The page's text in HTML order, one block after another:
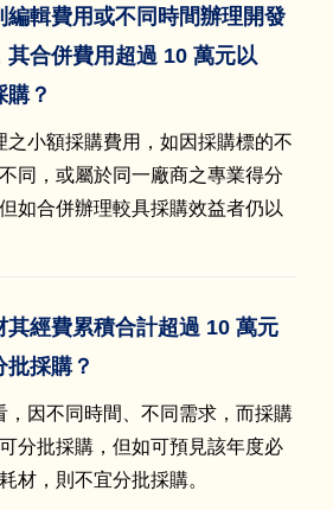
編輯費用或不同時間辦理開發
其合併費用超過 10 萬元以
？
之小額採購費用，如因採購標的不
同，或屬於同一廠商之專業得分
如合併辦理較具採購效益者仍以
其經費累積合計超過 10 萬元
採購？
，因不同時間、不同需求，而採購
分批採購，但如可預見該年度必
材，則不宜分批採購。